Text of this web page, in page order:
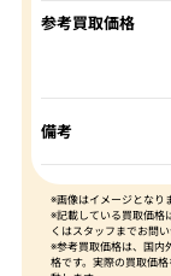
参考買取価格
備考
※画像はイメージとなり
※記載している買取価格
くはスタッフまでお問い
※参考買取価格は、国内
格です。実際の買取価